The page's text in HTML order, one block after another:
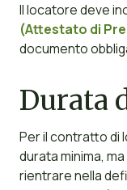
Il locatore deve
(Attestato di
documento
Durata
Per il contratto di
durata minima,
rientrare nella